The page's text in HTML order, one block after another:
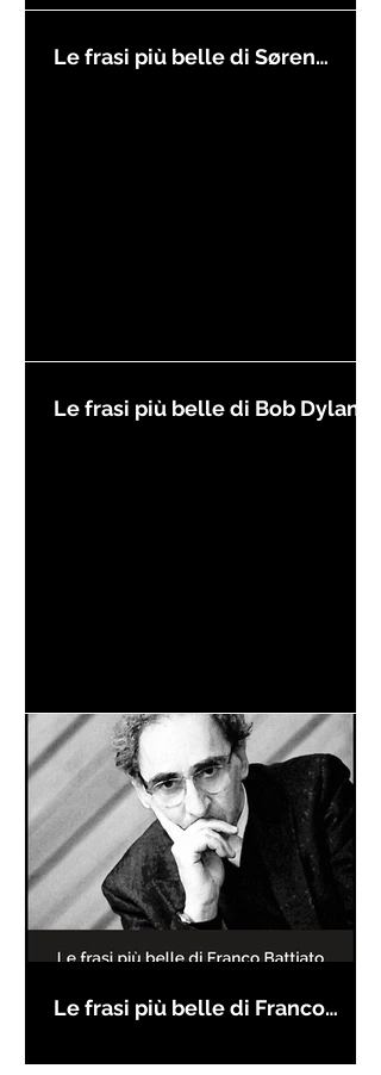
Le frasi più belle di Søren
Le frasi più belle di Bob Dylan
Le frasi più belle di Franco